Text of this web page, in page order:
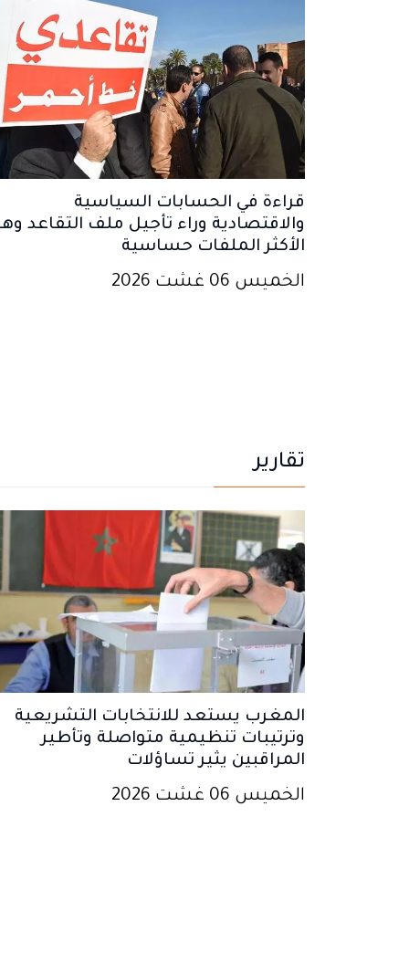
قراءة في الحسابات السياسية
والاقتصادية وراء تأجيل ملف التقاعد
الأكثر الملفات حساسية
الخميس 06 غشت 2026
تقارير
المغرب يستعد للانتخابات التشريعية
وترتيبات تنظيمية متواصلة وتأطير
المراقبين يثير تساؤلات
الخميس 06 غشت 2026